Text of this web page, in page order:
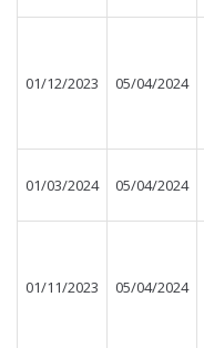
01/12/2023 05/04/2024
01/03/2024 05/04/2024
01/11/2023 05/04/2024